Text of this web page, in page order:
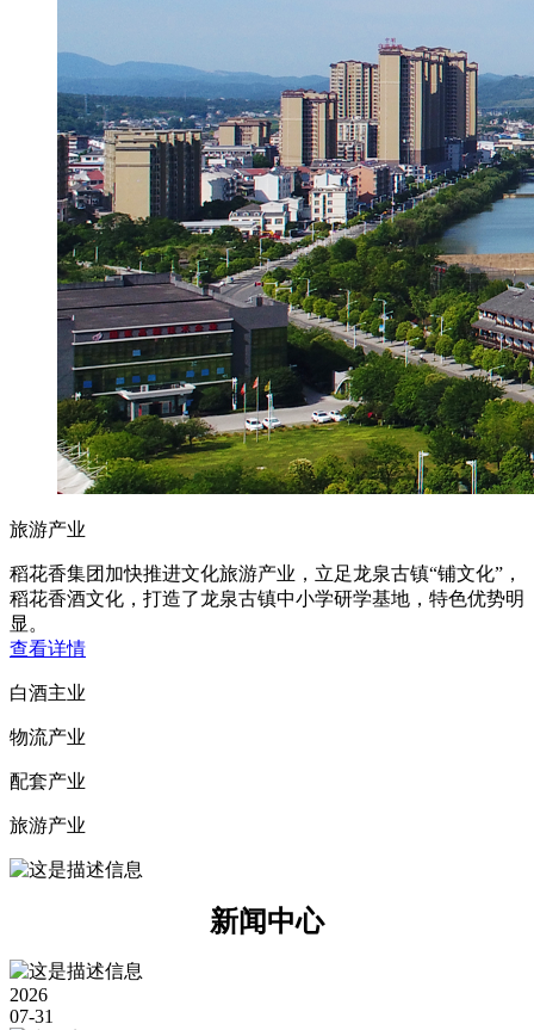
旅游产业
稻花香集团加快推进文化旅游产业，立足龙泉古镇“铺文化”，
稻花香酒文化，打造了龙泉古镇中小学研学基地，特色优势明
显。
查看详情
白酒主业
物流产业
配套产业
旅游产业
新闻中心
2026
07-31